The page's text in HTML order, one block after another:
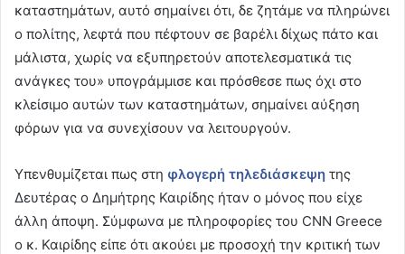
καταστημάτων, αυτό σημαίνει ότι, δε ζητάμε να πληρώνει
ο πολίτης, λεφτά που πέφτουν σε βαρέλι δίχως πάτο και
μάλιστα, χωρίς να εξυπηρετούν αποτελεσματικά τις
ανάγκες του» υπογράμμισε και πρόσθεσε πως όχι στο
κλείσιμο αυτών των καταστημάτων, σημαίνει αύξηση
φόρων για να συνεχίσουν να λειτουργούν.
Υπενθυμίζεται πως στη φλογερή τηλεδιάσκεψη της
Δευτέρας ο Δημήτρης Καιρίδης ήταν ο μόνος που είχε
άλλη άποψη. Σύμφωνα με πληροφορίες του CNN Greece
o κ. Καιρίδης είπε ότι ακούει με προσοχή την κριτική των